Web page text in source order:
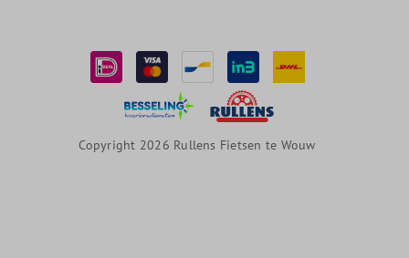
Copyright 2026 Rullens Fietsen te Wouw